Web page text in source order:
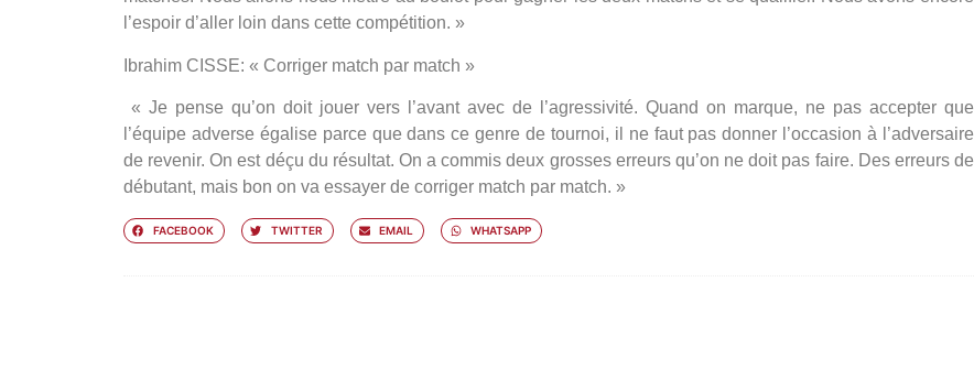
l’espoir d’aller loin dans cette compétition. »
Ibrahim CISSE: « Corriger match par match »
« Je pense qu’on doit jouer vers l’avant avec de l’agressivité. Quand on marque, ne pas accepter que
l’équipe adverse égalise parce que dans ce genre de tournoi, il ne faut pas donner l’occasion à l’adversaire
de revenir. On est déçu du résultat. On a commis deux grosses erreurs qu’on ne doit pas faire. Des erreurs de
débutant, mais bon on va essayer de corriger match par match. »
FACEBOOK TWITTER EMAIL WHATSAPP